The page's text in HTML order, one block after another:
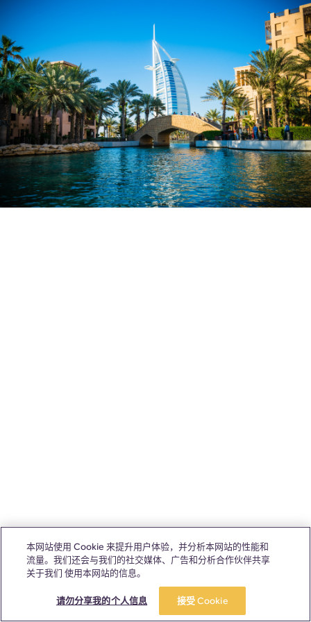
本网站使用 Cookie 来提升用户体验，并分析本网站的性能和
流量。我们还会与我们的社交媒体、广告和分析合作伙伴共享
关于我们 使用本网站的信息。
请勿分享我的个人信息 接受 Cookie